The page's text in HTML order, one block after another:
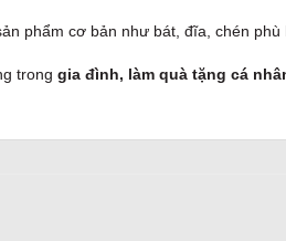
phẩm cơ bản như bát, đĩa, chén
tronggia đình, làm quà tặng cá